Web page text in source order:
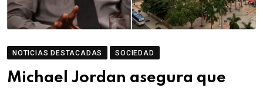
NOTICIAS DESTACADAS SOCIEDAD
Michael Jordan asegura que